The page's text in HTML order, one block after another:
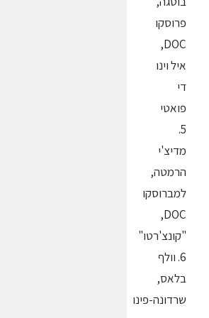
פרוסקו
DOC,
איל וינו
די
פואטי
5.
מדיצ'י
הרמטה,
למברוסקו
DOC,
"קונצ'רטו"
6. וולף
בלאס,
שרדונה-פינו